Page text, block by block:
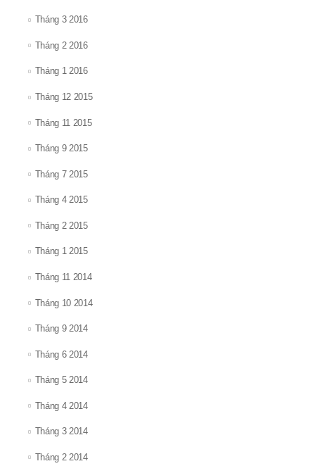
Tháng 3 2016
Tháng 2 2016
Tháng 1 2016
Tháng 12 2015
Tháng 11 2015
Tháng 9 2015
Tháng 7 2015
Tháng 4 2015
Tháng 2 2015
Tháng 1 2015
Tháng 11 2014
Tháng 10 2014
Tháng 9 2014
Tháng 6 2014
Tháng 5 2014
Tháng 4 2014
Tháng 3 2014
Tháng 2 2014